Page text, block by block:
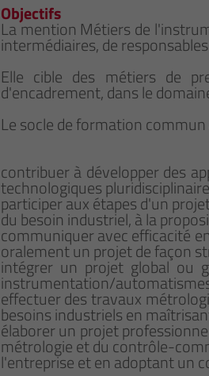
Objectifs
La mention Métiers de
intermédiaires, de
Elle cible des métiers de
d'encadrement, dans le
Le socle de formation
contribuer à développer des
technologiques
participer aux étapes d'un
du besoin industriel, à la
communiquer avec efficacité
oralement un projet de façon
intégrer un projet global ou
instrumentation/
effectuer des travaux
besoins industriels en
élaborer un projet
métrologie et du contrôle-
l'entreprise et en adoptant un